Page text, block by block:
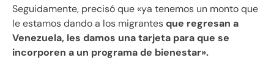
Seguidamente, precisó que «ya tenemos un monto que
le estamos dando a los migrantesque regresan a
Venezuela, les damos una tarjeta para que se
incorporen a un programa de bienestar».